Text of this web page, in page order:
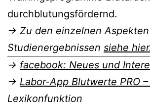
durchblutungsfördernd.
→ Zu den einzelnen
Studienergebnissen siehe
→ facebook: Neues und
→ Labor-App Blutwerte PRO
Lexikonfunktion